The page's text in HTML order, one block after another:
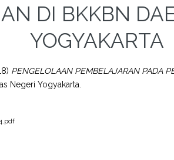
DI BKKBN
YOGYAKARTA
PENGELOLAAN PEMBELAJARAN PADA
Negeri Yogyakarta.